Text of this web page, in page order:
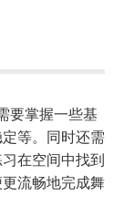
要掌握一些基
等。同时还需
在空间中找到
流畅地完成舞